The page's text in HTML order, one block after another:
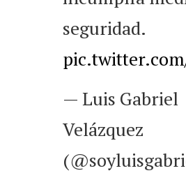
seguridad.
— Luis Gabriel
Velázquez